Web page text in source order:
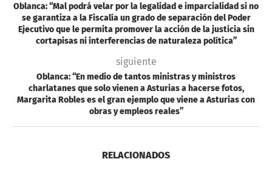
Oblanca: “Mal podrá velar por la legalidad e imparcialidad si no
se garantiza a la Fiscalía un grado de separación del Poder
Ejecutivo que le permita promover la acción de la justicia sin
cortapisas ni interferencias de naturaleza política”
siguiente
Oblanca: “En medio de tantos ministras y ministros
charlatanes que solo vienen a Asturias a hacerse fotos,
Margarita Robles es el gran ejemplo que viene a Asturias con
obras y empleos reales”
RELACIONADOS